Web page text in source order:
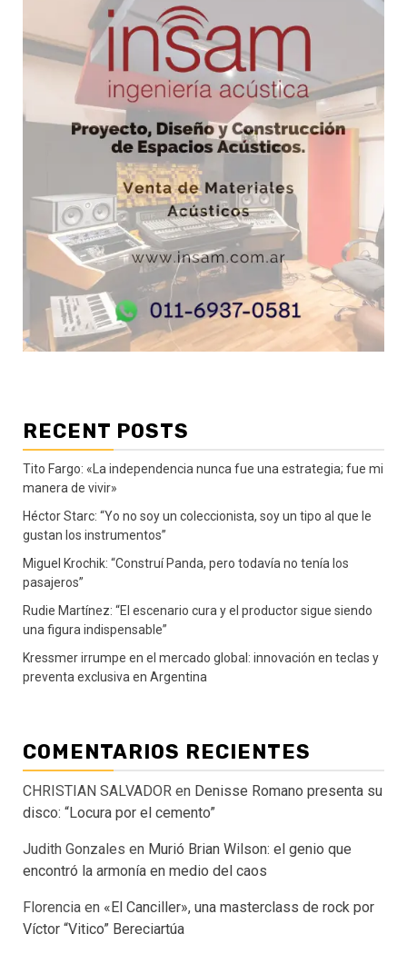
RECENT POSTS
Tito Fargo: «La independencia nunca fue una estrategia; fue mi
manera de vivir»
Héctor Starc: “Yo no soy un coleccionista, soy un tipo al que le
gustan los instrumentos”
Miguel Krochik: “Construí Panda, pero todavía no tenía los
pasajeros”
Rudie Martínez: “El escenario cura y el productor sigue siendo
una figura indispensable”
Kressmer irrumpe en el mercado global: innovación en teclas y
preventa exclusiva en Argentina
COMENTARIOS RECIENTES
CHRISTIAN SALVADOR en Denisse Romano presenta su
disco: “Locura por el cemento”
Judith Gonzales en Murió Brian Wilson: el genio que
encontró la armonía en medio del caos
Florencia en «El Canciller», una masterclass de rock por
Víctor “Vitico” Bereciartúa